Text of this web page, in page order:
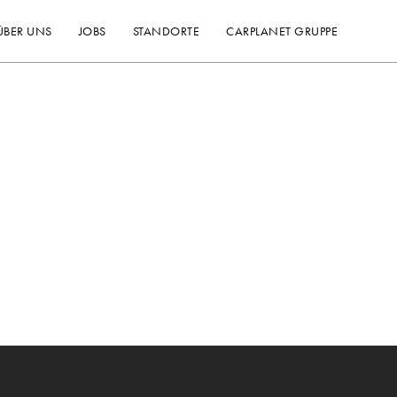
UNS JOBS STANDORTE CARPLANET GRUPPE